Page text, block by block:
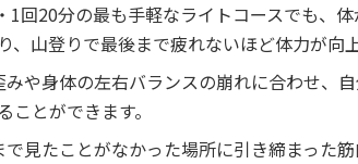
1回20分の最も手軽なライトコースでも、
山登りで最後まで疲れないほど体力が向
みや身体の左右バランスの崩れに合わせ、
とができます。
で見たことがなかった場所に引き締まった